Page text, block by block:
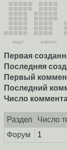
март апрель
Первая
Последняя
Первый
Последний
Число
Раздел
Число
Форум
1